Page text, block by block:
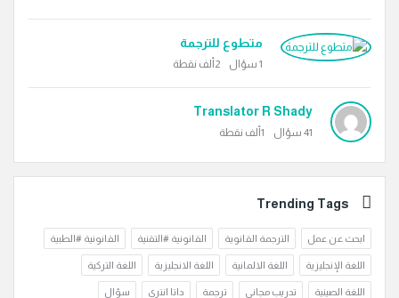
متطوع للترجمة
1 سؤال 2ألف نقطة
Translator R Shady
41 سؤال 1ألف نقطة
Trending Tags
ابحث عن عمل الترجمة القانوية القانونية #التقنية القانونية #الطبية
اللغة الإنجليزية اللغة الالمانية اللغة الانجليزية اللغة التركية
اللغة الصينية تدريب مجاني ترجمة داتا انتري سؤال